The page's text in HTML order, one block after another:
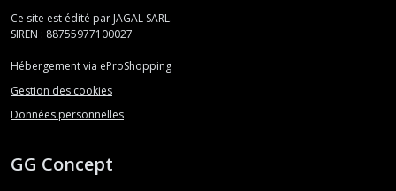
Ce site est édité par JAGAL SARL.
SIREN : 88755977100027
Hébergement via eProShopping
Gestion des cookies
Données personnelles
GG Concept